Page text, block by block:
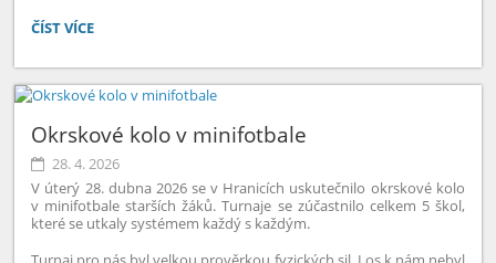
TURNAJ
VYBÍJENÉ:
ČÍST VÍCE
Okrskové kolo v minifotbale
28. 4. 2026
V úterý 28. dubna 2026 se v Hranicích uskutečnilo okrskové kolo
v minifotbale starších žáků. Turnaje se zúčastnilo celkem 5 škol,
které se utkaly systémem každý s každým.